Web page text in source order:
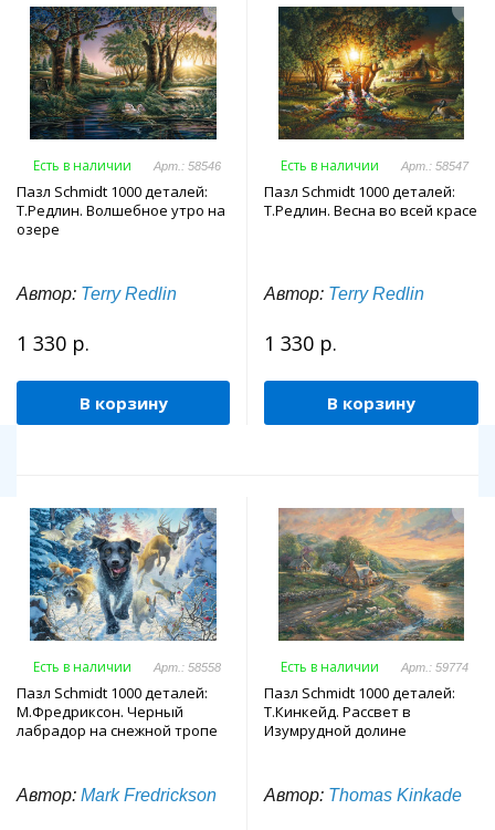
Есть в наличии Арт.: 58546
Пазл Schmidt 1000 деталей:
Т.Редлин. Волшебное утро на
озере
Автор: Terry Redlin
1 330 р.
В корзину
Есть в наличии Арт.: 58547
Пазл Schmidt 1000 деталей:
Т.Редлин. Весна во всей красе
Автор: Terry Redlin
1 330 р.
В корзину
Есть в наличии Арт.: 58558
Пазл Schmidt 1000 деталей:
М.Фредриксон. Черный
лабрадор на снежной тропе
Автор: Mark Fredrickson
Есть в наличии Арт.: 59774
Пазл Schmidt 1000 деталей:
Т.Кинкейд. Рассвет в
Изумрудной долине
Автор: Thomas Kinkade